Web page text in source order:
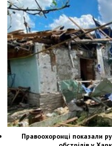
Правоохоронці показали